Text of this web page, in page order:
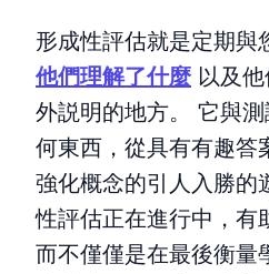
形成性評估就是定期與
他們理解了什麼以及他
外説明的地方。 它與
何東西，從具有有趣答
強化概念的引人入勝的
性評估正在進行中，有
而不僅僅是在最後衡量